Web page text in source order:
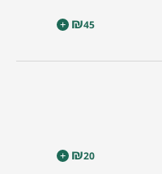
₪45
+
₪20
+